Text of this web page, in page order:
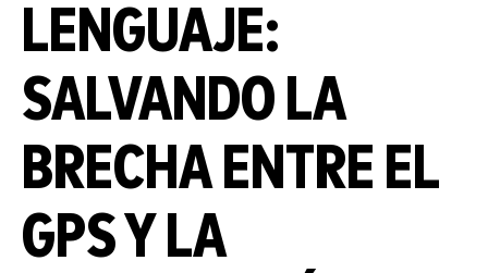
LENGUAJE:
SALVANDO LA
BRECHA ENTRE EL
GPS Y LA